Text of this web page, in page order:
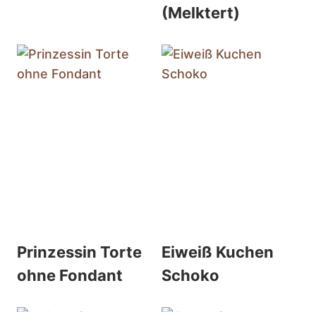
(Melktert)
Prinzessin Torte
ohne Fondant
Eiweiß Kuchen
Schoko